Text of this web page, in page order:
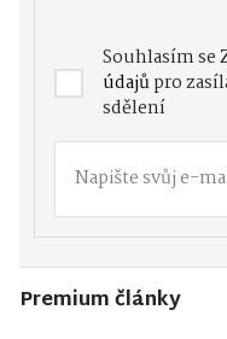
Souhlasím se
údajůpro
sdělení
Premium články